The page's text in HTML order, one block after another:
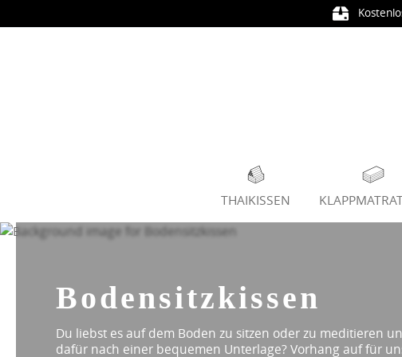
THAIKISSEN
Bodensitzkissen
Du liebst es auf dem Boden zu sitzen oder zu meditieren
dafür nach einer bequemen Unterlage? Vorhang auf für